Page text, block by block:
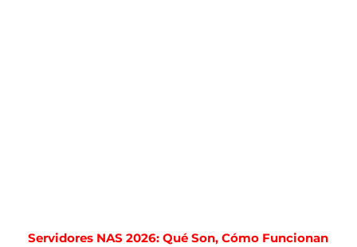
Servidores NAS 2026: Qué Son, Cómo Funcionan